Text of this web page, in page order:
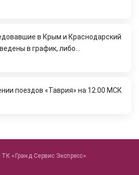
в Крым и Краснодарский
в график, либо...
поездов «Таврия» на 12.00 МСК
«Гранд Сервис Экспресс»